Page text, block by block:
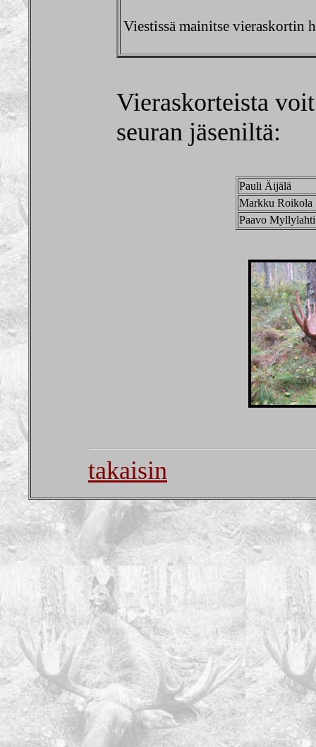
Viestissä mainitse vieraskortin
Vieraskorteista
seuran jäseniltä:
Pauli Äijälä
Markku Roikola
Paavo Myllylahti
takaisin